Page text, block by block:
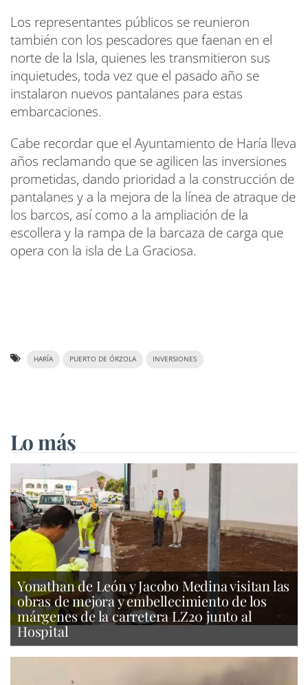
Los representantes públicos se reunieron
también con los pescadores que faenan en el
norte de la Isla, quienes les transmitieron sus
inquietudes, toda vez que el pasado año se
instalaron nuevos pantalanes para estas
embarcaciones.
Cabe recordar que el Ayuntamiento de Haría lleva
años reclamando que se agilicen las inversiones
prometidas, dando prioridad a la construcción de
pantalanes y a la mejora de la línea de atraque de
los barcos, así como a la ampliación de la
escollera y la rampa de la barcaza de carga que
opera con la isla de La Graciosa.
HARÍA PUERTO DE ÓRZOLA INVERSIONES
Lo más
Yonathan de León y Jacobo Medina visitan las
obras de mejora y embellecimiento de los
márgenes de la carretera LZ20 junto al
Hospital